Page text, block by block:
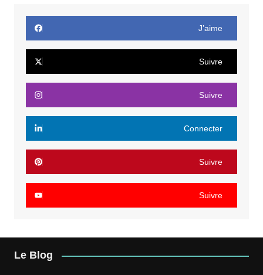
J’aime
Suivre
Suivre
Connecter
Suivre
Suivre
Le Blog